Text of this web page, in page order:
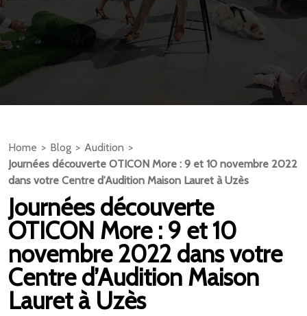
Journées découverte
OTICON More : 9 et 10
novembre 2022 dans votre
Centre d’Audition Maison
Lauret à Uzès
Home Blog
Audition
Journées découverte OTICON More : 9 et 10 novembre 2022
dans votre Centre d’Audition Maison Lauret à Uzès